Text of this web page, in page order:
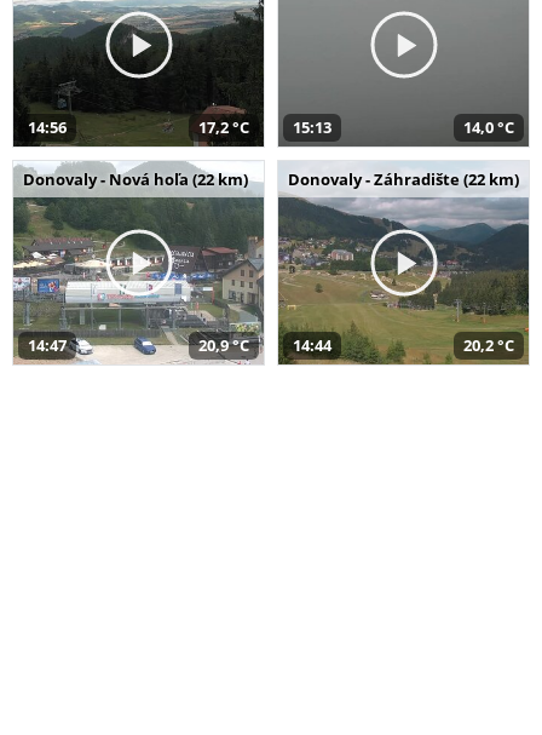
14:56 17,2 °C 15:13 14,0 °C
Donovaly - Nová hoľa (22 km)
14:47 20,9 °C
Donovaly - Záhradište (22 km)
14:44 20,2 °C